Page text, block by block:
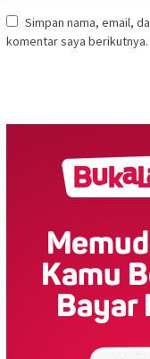
Simpan nama, email,
komentar saya berikutnya.